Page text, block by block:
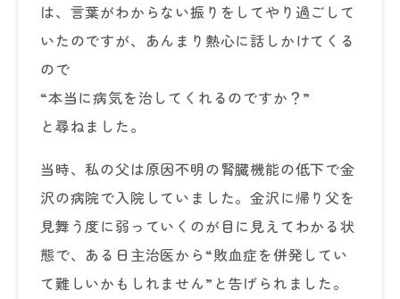
は、言葉がわからない振りをしてやり過ごして
いたのですが、あんまり熱心に話しかけてくる
ので
“本当に病気を治してくれるのですか？”
と尋ねました。
当時、私の父は原因不明の腎臓機能の低下で金
沢の病院で入院していました。金沢に帰り父を
見舞う度に弱っていくのが目に見えてわかる状
態で、ある日主治医から“敗血症を併発してい
て難しいかもしれません”と告げられました。